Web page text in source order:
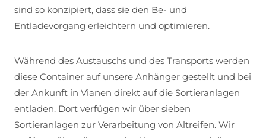
sind so konzipiert, dass sie den Be- und
Entladevorgang erleichtern und optimieren.
Während des Austauschs und des Transports werden
diese Container auf unsere Anhänger gestellt und bei
der Ankunft in Vianen direkt auf die Sortieranlagen
entladen. Dort verfügen wir über sieben
Sortieranlagen zur Verarbeitung von Altreifen. Wir